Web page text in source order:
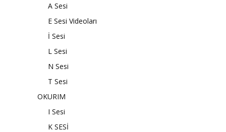
A Sesi
E Sesi Videoları
İ Sesi
L Sesi
N Sesi
T Sesi
OKURIM
I Sesi
K SESİ